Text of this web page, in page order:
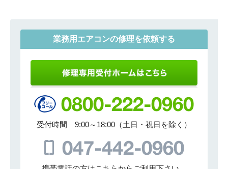
業務用エアコンの修理を依頼する
受付時間 9:00～18:00（土日・祝日を除く）